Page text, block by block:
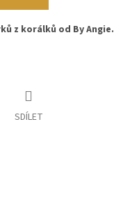
z korálků od By Angie.
SDÍLET